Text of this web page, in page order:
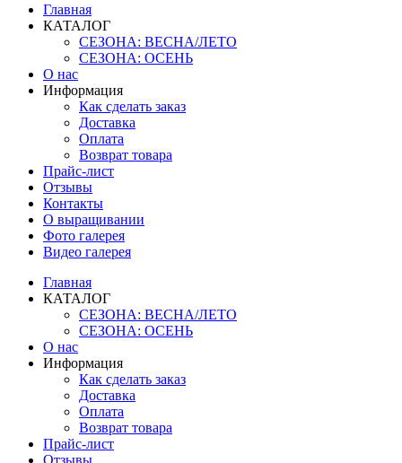
Главная
КАТАЛОГ
СЕЗОНА: ВЕСНА/ЛЕТО
СЕЗОНА: ОСЕНЬ
О нас
Информация
Как сделать заказ
Доставка
Оплата
Возврат товара
Прайс-лист
Отзывы
Контакты
О выращивании
Фото галерея
Видео галерея
Главная
КАТАЛОГ
СЕЗОНА: ВЕСНА/ЛЕТО
СЕЗОНА: ОСЕНЬ
О нас
Информация
Как сделать заказ
Доставка
Оплата
Возврат товара
Прайс-лист
Отзывы